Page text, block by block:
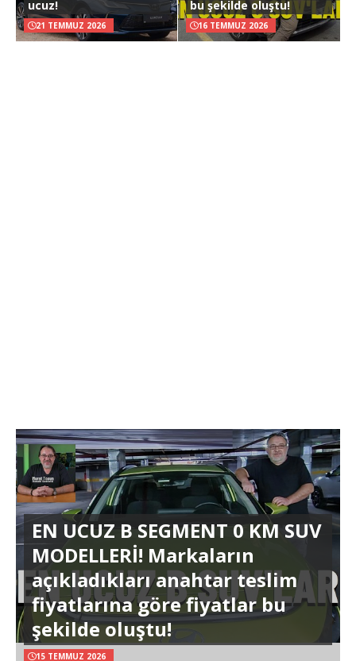
ucuz!
21 TEMMUZ 2026
bu şekilde oluştu!
16 TEMMUZ 2026
EN UCUZ B SEGMENT 0 KM SUV
MODELLERİ! Markaların
açıkladıkları anahtar teslim
fiyatlarına göre fiyatlar bu
şekilde oluştu!
15 TEMMUZ 2026